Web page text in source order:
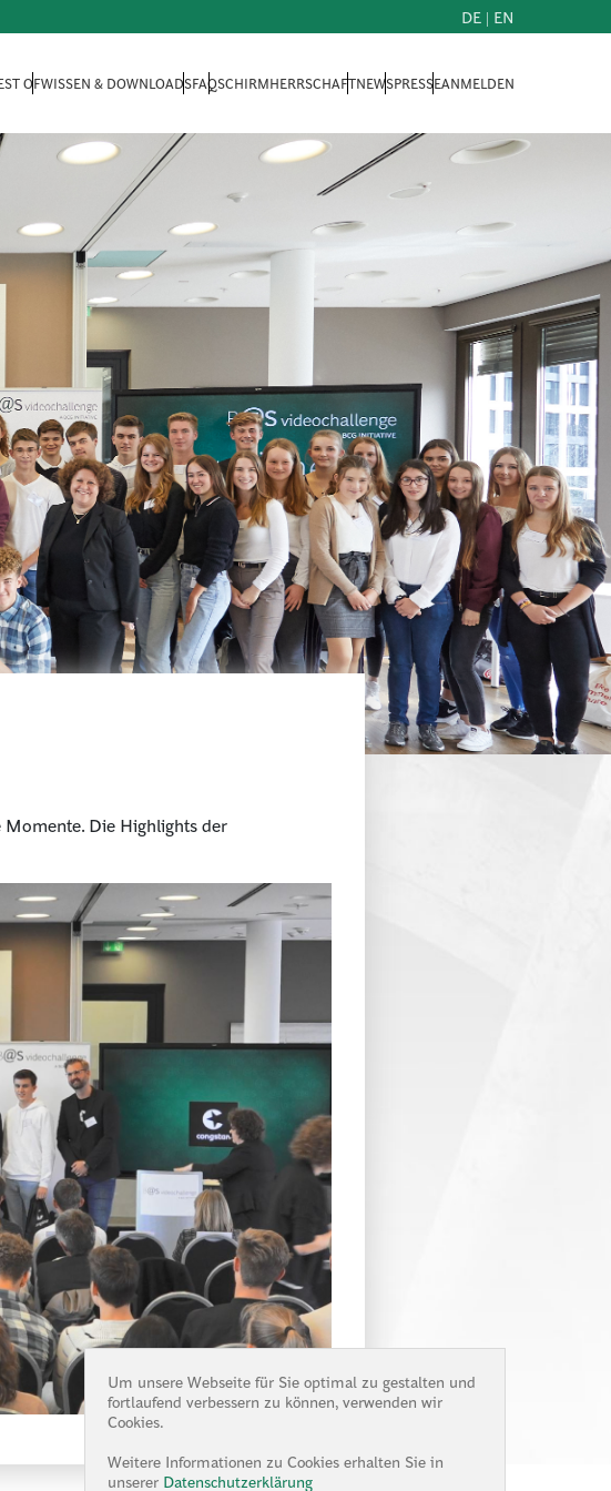
DE | EN
OFWISSEN & DOWNLOADSFAQSCHIRMHERRSCHAFTNEWSPRESSEANMELDEN
Momente. Die Highlights der
Um unsere Webseite für Sie optimal zu gestalten und
fortlaufend verbessern zu können, verwenden wir
Cookies.
Weitere Informationen zu Cookies erhalten Sie in
unserer Datenschutzerklärung